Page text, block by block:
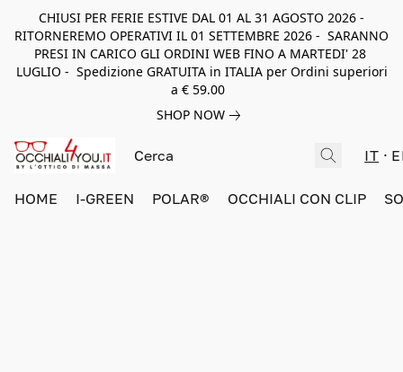
CHIUSI PER FERIE ESTIVE DAL 01 AL 31 AGOSTO 2026 -
RITORNEREMO OPERATIVI IL 01 SETTEMBRE 2026 - SARANNO
PRESI IN CARICO GLI ORDINI WEB FINO A MARTEDI' 28
LUGLIO - Spedizione GRATUITA in ITALIA per Ordini superiori
a € 59.00
SHOP NOW
IT
HOME I-GREEN POLAR® OCCHIALI CON CLIP